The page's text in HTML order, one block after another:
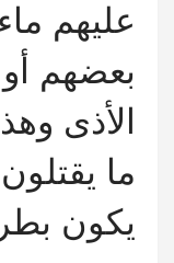
عليهم
بعضهم
الأذى
ما
يكون